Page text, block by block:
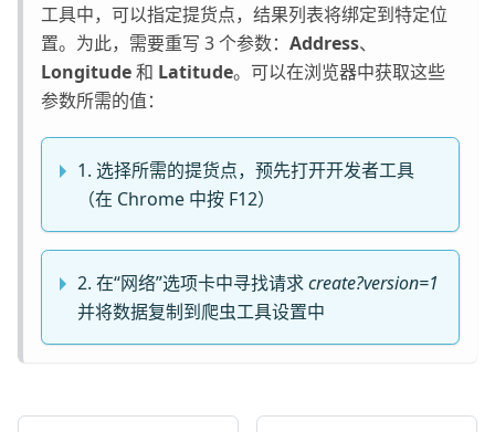
工具中，可以指定提货点，结果列表将绑定到特定位
置。为此，需要重写 3 个参数： Address、
Longitude和 Latitude。可以在浏览器中获取这些
参数所需的值：
1. 选择所需的提货点，预先打开开发者工具
（在 Chrome 中按 F12）
2. 在“网络”选项卡中寻找请求create?version=1
并将数据复制到爬虫工具设置中